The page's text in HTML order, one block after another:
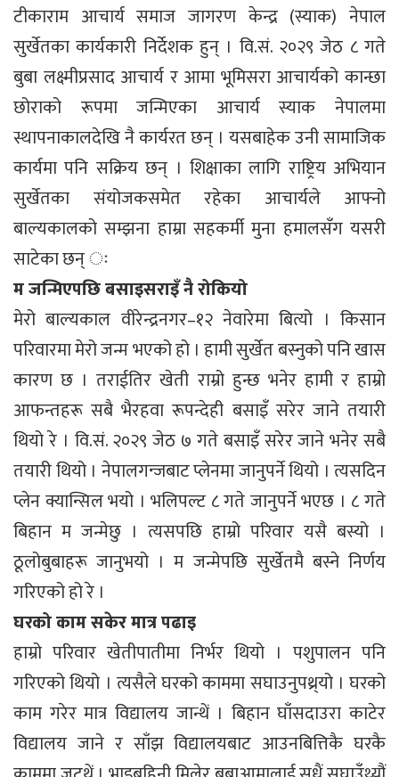
टीकाराम आचार्य समाज जागरण केन्द्र (स्याक) नेपाल
सुर्खेतका कार्यकारी निर्देशक हुन् । वि.सं. २०२९ जेठ ८ गते
बुबा लक्ष्मीप्रसाद आचार्य र आमा भूमिसरा आचार्यको कान्छा
छोराको रूपमा जन्मिएका आचार्य स्याक नेपालमा
स्थापनाकालदेखि नै कार्यरत छन् । यसबाहेक उनी सामाजिक
कार्यमा पनि सक्रिय छन् । शिक्षाका लागि राष्ट्रिय अभियान
सुर्खेतका संयोजकसमेत रहेका आचार्यले आफ्नो
बाल्यकालको सम्झना हाम्रा सहकर्मी मुना हमालसँग यसरी
साटेका छन् ः
म जन्मिएपछि बसाइसराइँ नै रोकियो
मेरो बाल्यकाल वीरेन्द्रनगर–१२ नेवारेमा बित्यो । किसान
परिवारमा मेरो जन्म भएको हो । हामी सुर्खेत बस्नुको पनि खास
कारण छ । तराईतिर खेती राम्रो हुन्छ भनेर हामी र हाम्रो
आफन्तहरू सबै भैरहवा रूपन्देही बसाइँ सरेर जाने तयारी
थियो रे । वि.सं. २०२९ जेठ ७ गते बसाइँ सरेर जाने भनेर सबै
तयारी थियो । नेपालगन्जबाट प्लेनमा जानुपर्ने थियो । त्यसदिन
प्लेन क्यान्सिल भयो । भलिपल्ट ८ गते जानुपर्ने भएछ । ८ गते
बिहान म जन्मेछु । त्यसपछि हाम्रो परिवार यसै बस्यो ।
ठूलोबुबाहरू जानुभयो । म जन्मेपछि सुर्खेतमै बस्ने निर्णय
गरिएको हो रे ।
घरको काम सकेर मात्र पढाइ
हाम्रो परिवार खेतीपातीमा निर्भर थियो । पशुपालन पनि
गरिएको थियो । त्यसैले घरको काममा सघाउनुपथ्र्यो । घरको
काम गरेर मात्र विद्यालय जान्थें । बिहान घाँसदाउरा काटेर
विद्यालय जाने र साँझ विद्यालयबाट आउनबित्तिकै घरकै